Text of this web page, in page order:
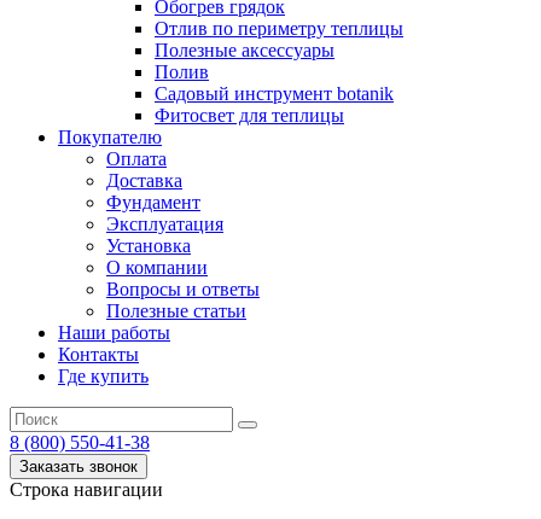
Обогрев грядок
Отлив по периметру теплицы
Полезные аксессуары
Полив
Садовый инструмент botanik
Фитосвет для теплицы
Покупателю
Оплата
Доставка
Фундамент
Эксплуатация
Установка
О компании
Вопросы и ответы
Полезные статьи
Наши работы
Контакты
Где купить
8 (800) 550-41-38
Заказать звонок
Строка навигации